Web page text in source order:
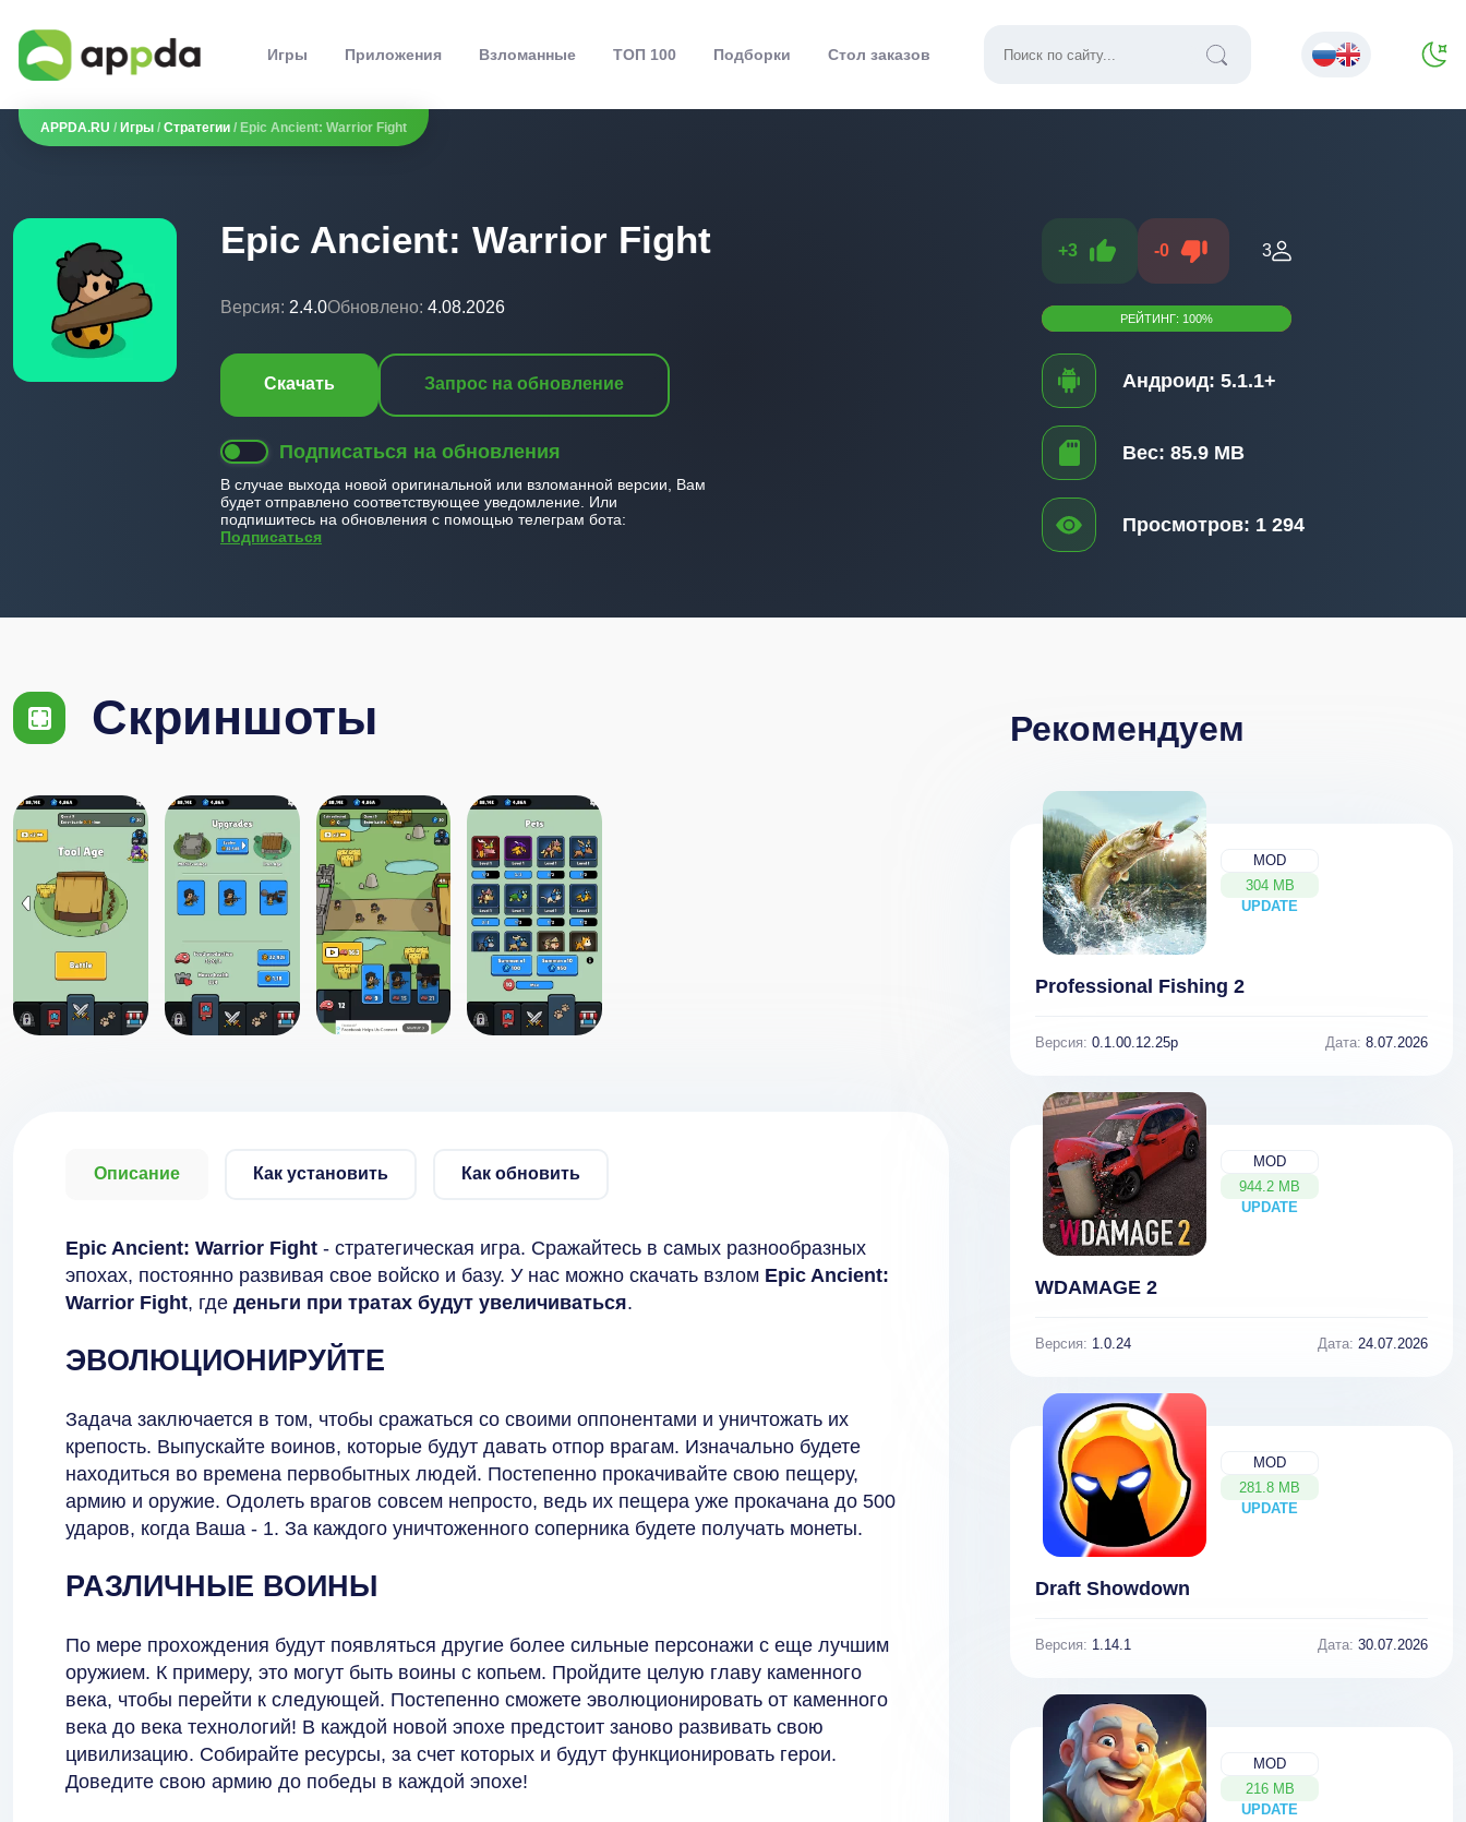
Игры Приложения Взломанные ТОП 100 Подборки Стол заказов
APPDA.RU / Игры / Стратегии / Epic Ancient: Warrior Fight
Epic Ancient: Warrior Fight
Версия: 2.4.0Обновлено: 4.08.2026
Скачать Запрос на обновление
Подписаться на обновления
В случае выхода новой оригинальной или взломанной версии, Вам
будет отправлено соответствующее уведомление. Или
подпишитесь на обновления с помощью телеграм бота:
Подписаться
+3 -0 3
РЕЙТИНГ: 100%
Андроид: 5.1.1+
Вес: 85.9 MB
Просмотров: 1 294
Скриншоты
Описание Как установить Как обновить
Epic Ancient: Warrior Fight - стратегическая игра. Сражайтесь в самых разнообразных
эпохах, постоянно развивая свое войско и базу. У нас можно скачать взлом Epic Ancient:
Warrior Fight, где деньги при тратах будут увеличиваться.
ЭВОЛЮЦИОНИРУЙТЕ
Задача заключается в том, чтобы сражаться со своими оппонентами и уничтожать их
крепость. Выпускайте воинов, которые будут давать отпор врагам. Изначально будете
находиться во времена первобытных людей. Постепенно прокачивайте свою пещеру,
армию и оружие. Одолеть врагов совсем непросто, ведь их пещера уже прокачана до 500
ударов, когда Ваша - 1. За каждого уничтоженного соперника будете получать монеты.
РАЗЛИЧНЫЕ ВОИНЫ
По мере прохождения будут появляться другие более сильные персонажи с еще лучшим
оружием. К примеру, это могут быть воины с копьем. Пройдите целую главу каменного
века, чтобы перейти к следующей. Постепенно сможете эволюционировать от каменного
века до века технологий! В каждой новой эпохе предстоит заново развивать свою
цивилизацию. Собирайте ресурсы, за счет которых и будут функционировать герои.
Доведите свою армию до победы в каждой эпохе!
Рекомендуем
MOD
304 MB
UPDATE
NEW
Professional Fishing 2
Версия: 0.1.00.12.25p Дата: 8.07.2026
MOD
944.2 MB
UPDATE
NEW
WDAMAGE 2
Версия: 1.0.24 Дата: 24.07.2026
MOD
281.8 MB
UPDATE
NEW
Draft Showdown
Версия: 1.14.1 Дата: 30.07.2026
MOD
216 MB
UPDATE
NEW